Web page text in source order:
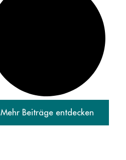
Mehr Beiträge entdecken